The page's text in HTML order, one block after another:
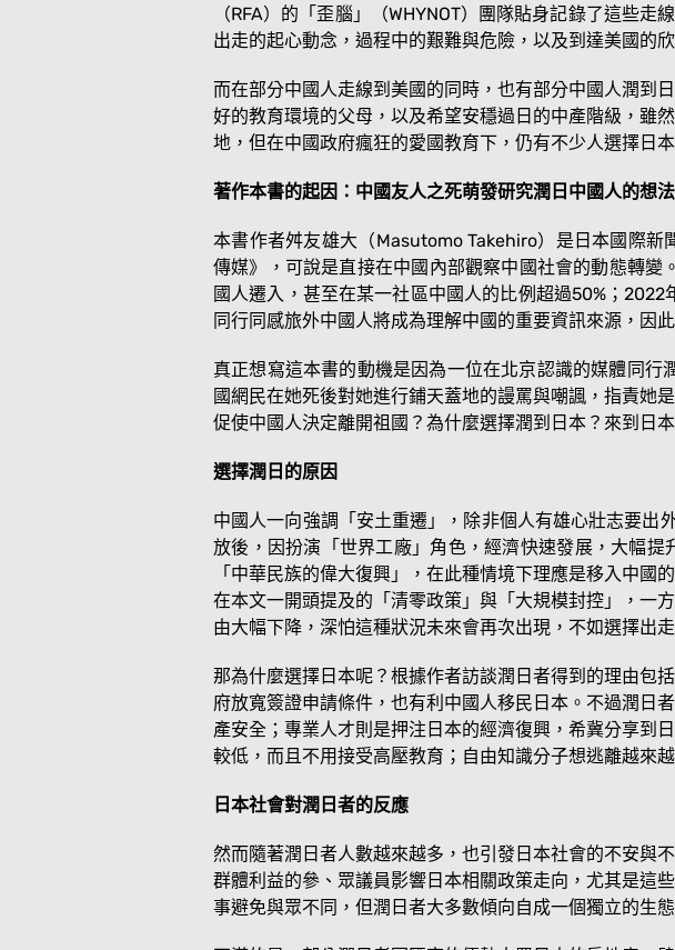
（RFA）的「歪腦」（WHYNOT）團隊貼身記錄了這些
出走的起心動念，過程中的艱難與危險，以及到達美國的
而在部分中國人走線到美國的同時，也有部分中國人潤到
好的教育環境的父母，以及希望安穩過日的中產階級，雖
地，但在中國政府瘋狂的愛國教育下，仍有不少人選擇日
著作本書的起因：中國友人之死萌發研究潤日中國人的想法
本書作者舛友雄大（Masutomo Takehiro）是日本國際
傳媒》，可說是直接在中國內部觀察中國社會的動態轉
國人遷入，甚至在某一社區中國人的比例超過50%；
同行同感旅外中國人將成為理解中國的重要資訊來源，因
真正想寫這本書的動機是因為一位在北京認識的媒體同
國網民在她死後對她進行鋪天蓋地的謾罵與嘲諷，指責她
促使中國人決定離開祖國？為什麼選擇潤到日本？來到日
選擇潤日的原因
中國人一向強調「安土重遷」，除非個人有雄心壯志要出
放後，因扮演「世界工廠」角色，經濟快速發展，大幅
「中華民族的偉大復興」，在此種情境下理應是移入中
在本文一開頭提及的「清零政策」與「大規模封控」，一
由大幅下降，深怕這種狀況未來會再次出現，不如選擇出
那為什麼選擇日本呢？根據作者訪談潤日者得到的理由包
府放寬簽證申請條件，也有利中國人移民日本。不過潤日
產安全；專業人才則是押注日本的經濟復興，希冀分享到
較低，而且不用接受高壓教育；自由知識分子想逃離越來
日本社會對潤日者的反應
然而隨著潤日者人數越來越多，也引發日本社會的不安與
群體利益的參、眾議員影響日本相關政策走向，尤其是這
事避免與眾不同，但潤日者大多數傾向自成一個獨立的生